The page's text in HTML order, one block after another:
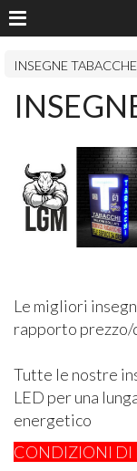
INSEGNE
Le migliori
rapporto prezzo/
Tutte le nostre
LED per una
energetico
CONDIZIONI DI